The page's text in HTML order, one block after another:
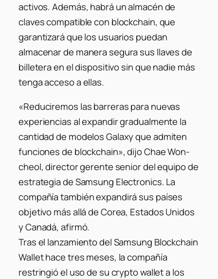
activos. Además, habrá un almacén de
claves compatible con blockchain, que
garantizará que los usuarios puedan
almacenar de manera segura sus llaves de
billetera en el dispositivo sin que nadie más
tenga acceso a ellas.
«Reduciremos las barreras para nuevas
experiencias al expandir gradualmente la
cantidad de modelos Galaxy que admiten
funciones de blockchain», dijo Chae Won-
cheol, director gerente senior del equipo de
estrategia de Samsung Electronics. La
compañía también expandirá sus países
objetivo más allá de Corea, Estados Unidos
y Canadá, afirmó.
Tras el lanzamiento del Samsung Blockchain
Wallet hace tres meses, la compañía
restringió el uso de su crypto wallet a los